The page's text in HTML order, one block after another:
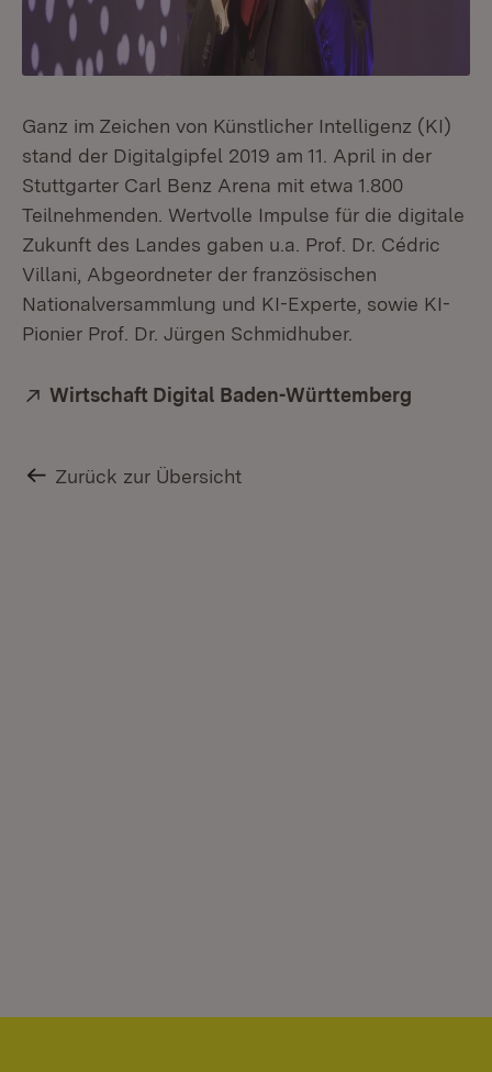
Ganz im Zeichen von Künstlicher Intelligenz (KI)
stand der Digitalgipfel 2019 am 11. April in der
Stuttgarter Carl Benz Arena mit etwa 1.800
Teilnehmenden. Wertvolle Impulse für die digitale
Zukunft des Landes gaben u.a. Prof. Dr. Cédric
Villani, Abgeordneter der französischen
Nationalversammlung und KI-Experte, sowie KI-
Pionier Prof. Dr. Jürgen Schmidhuber.
Extern:
Wirtschaft Digital Baden-Württemberg
Zurück zur Übersicht